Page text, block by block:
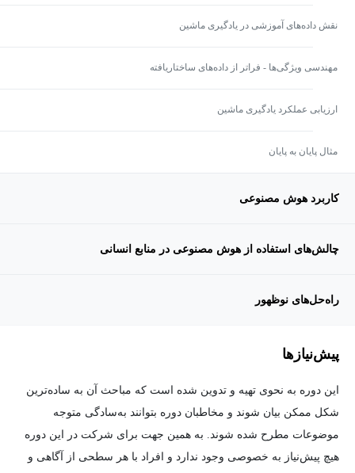
نقش داده‌های آموزشی در یادگیری ماشین
مهندسی ویژگی‌ها - فراتر از داده‌های ساختاریافته
ارزیابی عملکرد یادگیری ماشین
مثال پایان به پایان
کاربرد هوش مصنوعی
چالش‌های استفاده از هوش مصنوعی در منابع انسانی
راه‌حل‌های نوظهور
پیش‌نیاز‌ها
این دوره به نحوی تهیه و تدوین شده است که مباحث آن به ساده‌ترین
شکل ممکن بیان شوند و مخاطبان دوره بتوانند به‌سادگی متوجه
موضوعات مطرح شده شوند. به همین جهت برای شرکت در این دوره
هیچ پیش‌نیاز به خصوصی وجود ندارد و افراد با هر سطحی از آگاهی و